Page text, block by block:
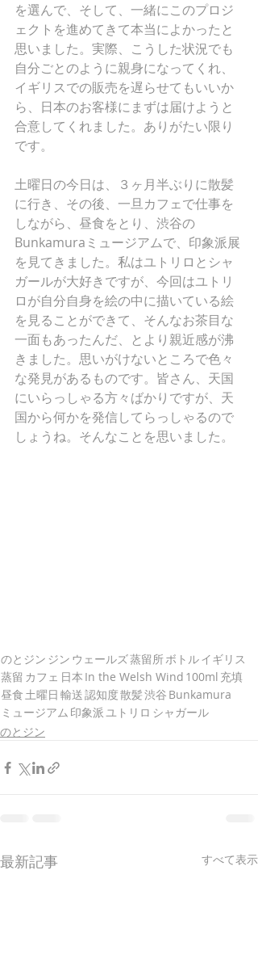
を選んで、そして、一緒にこのプロジ
ェクトを進めてきて本当によかったと
思いました。実際、こうした状況でも
自分ごとのように親身になってくれ、
イギリスでの販売を遅らせてもいいか
ら、日本のお客様にまずは届けようと
合意してくれました。ありがたい限り
です。
土曜日の今日は、３ヶ月半ぶりに散髪
に行き、その後、一旦カフェで仕事を
しながら、昼食をとり、渋谷の
Bunkamuraミュージアムで、印象派展
を見てきました。私はユトリロとシャ
ガールが大好きですが、今回はユトリ
ロが自分自身を絵の中に描いている絵
を見ることができて、そんなお茶目な
一面もあったんだ、とより親近感が沸
きました。思いがけないところで色々
な発見があるものです。皆さん、天国
にいらっしゃる方々ばかりですが、天
国から何かを発信してらっしゃるので
しょうね。そんなことを思いました。
のとジン ジン ウェールズ蒸留所ボトルイギリス
蒸留 カフェ 日本 In the Welsh Wind 100ml 充填
昼食 土曜日 輸送認知度散髪渋谷 Bunkamura
ミュージアム 印象派ユトリロ シャガール
のとジン
最新記事 すべて表示